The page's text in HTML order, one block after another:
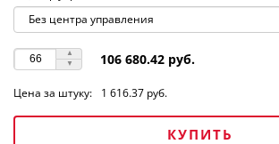
106 680.42 руб.
Цена за штуку: 1 616.37 руб.
КУПИТЬ